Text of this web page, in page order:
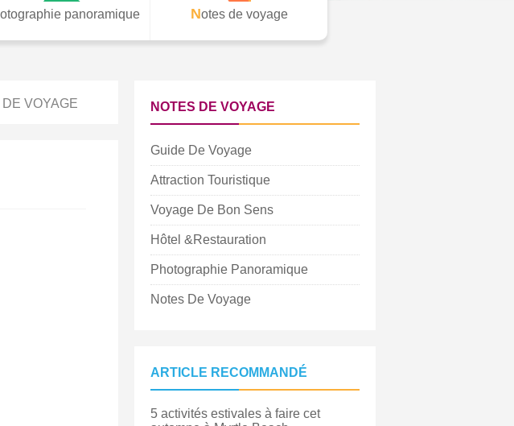
panoramique Notes de voyage
VOYAGE NOTES DE VOYAGE
Guide De Voyage
Attraction Touristique
Voyage De Bon Sens
Hôtel &Restauration
Photographie Panoramique
Notes De Voyage
ARTICLE RECOMMANDÉ
5 activités estivales à faire cet